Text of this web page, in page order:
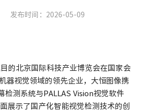
发布时间：2026-05-09
的北京国际科技产业博览会在国家会
器视觉领域的领先企业，大恒图像携
检测系统与PALLAS Vision视觉软件
展示了国产化智能视觉检测技术的创